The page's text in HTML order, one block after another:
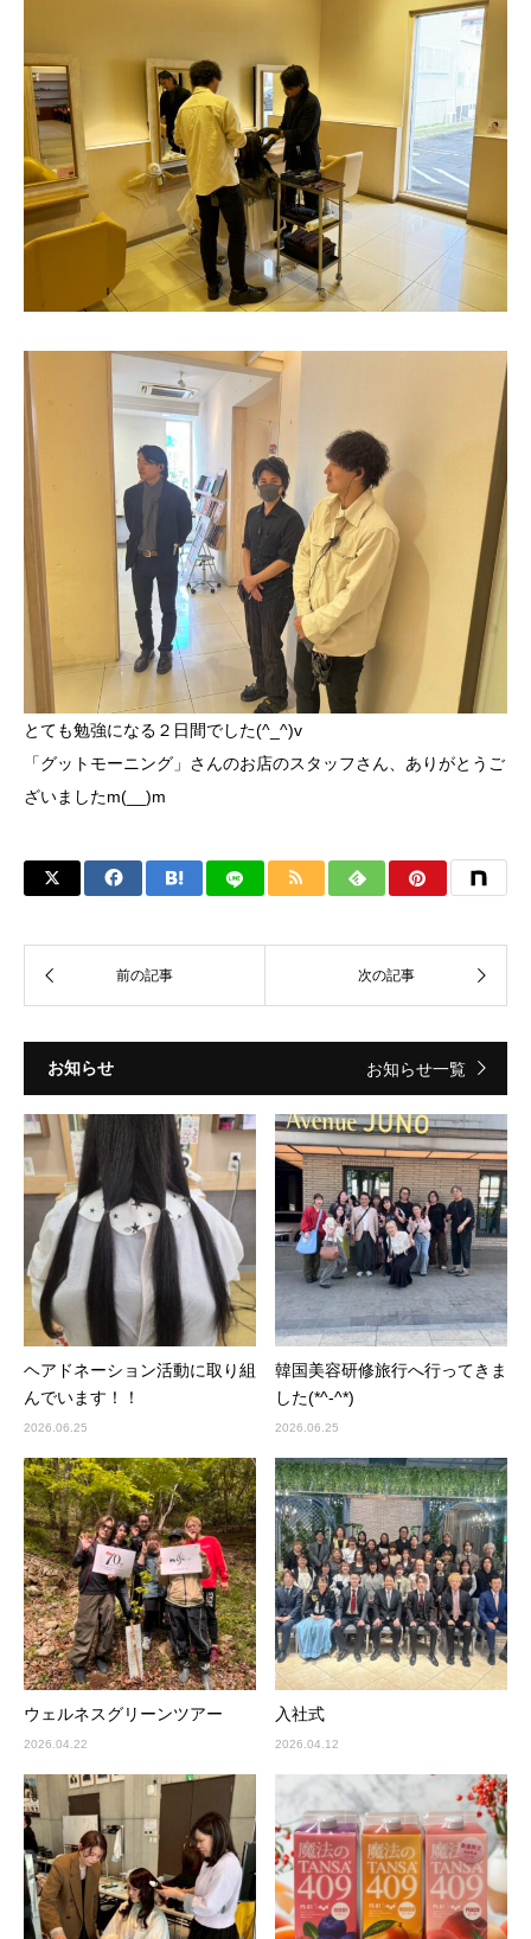
とても勉強になる２日間でした(^_^)v
「グットモーニング」さんのお店のスタッフさん、ありがとうご
ざいましたm(__)m
お知らせ お知らせ一覧
ヘアドネーション活動に取り組
んでいます！！
2026.06.25
韓国美容研修旅行へ行ってきま
した(*^-^*)
2026.06.25
ウェルネスグリーンツアー
2026.04.22
入社式
2026.04.12